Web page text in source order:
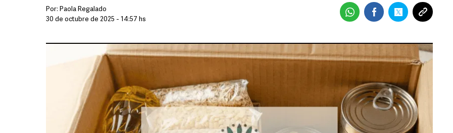
Por: Paola Regalado
30 de octubre de 2025 - 14:57 hs